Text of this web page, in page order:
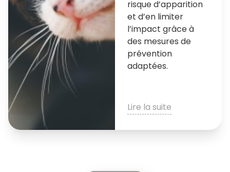
risque d’apparition
et d’en limiter
l’impact grâce à
des mesures de
prévention
adaptées.
Lire la suite